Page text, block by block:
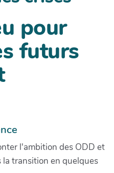
pour
futurs
l'ambition des ODD et
la transition en quelques